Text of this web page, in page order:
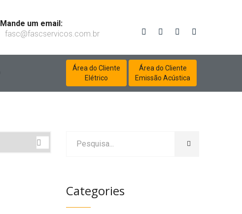
Mande um email:
fasc@fascservicos.com.br
Área do Cliente
Elétrico
Área do Cliente
Emissão Acústica
Categories